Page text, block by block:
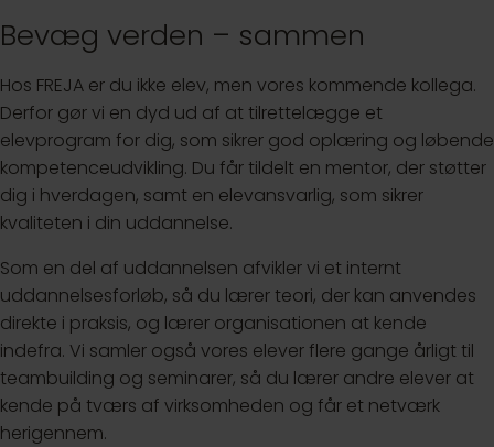
Bevæg verden – sammen
Hos FREJA er du ikke elev, men vores kommende kollega.
Derfor gør vi en dyd ud af at tilrettelægge et
elevprogram for dig, som sikrer god oplæring og løbende
kompetenceudvikling. Du får tildelt en mentor, der støtter
dig i hverdagen, samt en elevansvarlig, som sikrer
kvaliteten i din uddannelse.
Som en del af uddannelsen afvikler vi et internt
uddannelsesforløb, så du lærer teori, der kan anvendes
direkte i praksis, og lærer organisationen at kende
indefra. Vi samler også vores elever flere gange årligt til
teambuilding og seminarer, så du lærer andre elever at
kende på tværs af virksomheden og får et netværk
herigennem.